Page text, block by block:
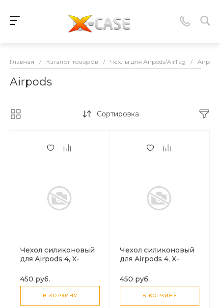
Главная / Каталог товаров / Чехлы для Airpods/AirTag / Airpods
Airpods
Сортировка
Чехол силиконовый
для Airpods 4, X-
карабином
450 руб.
В КОРЗИНУ
Чехол силиконовый
для Airpods 4, X-
карабином
450 руб.
В КОРЗИНУ